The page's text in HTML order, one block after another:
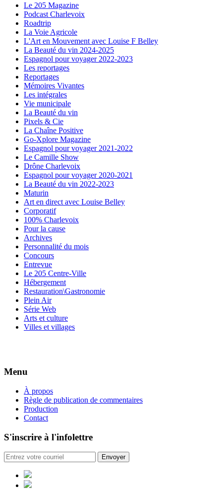
Le 205 Magazine
Podcast Charlevoix
Roadtrip
La Voie Agricole
L'Art en Mouvement avec Louise F Belley
La Beauté du vin 2024-2025
Espagnol pour voyager 2022-2023
Les reportages
Reportages
Mémoires Vivantes
Les intégrales
Vie municipale
La Beauté du vin
Pixels & Cie
La Chaîne Positive
Go-Xplore Magazine
Espagnol pour voyager 2021-2022
Le Camille Show
Drône Charlevoix
Espagnol pour voyager 2020-2021
La Beauté du vin 2022-2023
Maturin
Art en direct avec Louise Belley
Corporatif
100% Charlevoix
Pour la cause
Archives
Personnalité du mois
Concours
Entrevue
Le 205 Centre-Ville
Hébergement
Restauration\Gastronomie
Plein Air
Série Web
Arts et culture
Villes et villages
Menu
À propos
Règle de publication de commentaires
Production
Contact
S'inscrire à l'infolettre